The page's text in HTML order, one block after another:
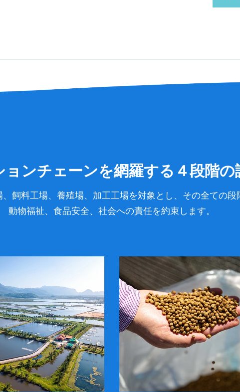
ンチェーンを網羅する４段階の
飼料工場、養殖場、加工工場を対象とし、その全ての段
動物福祉、食品安全、社会への責任を約束します。